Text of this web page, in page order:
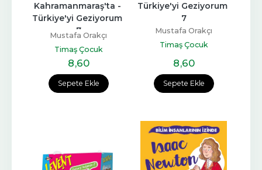
Sepete Ekle
Kahramanmaraş'ta -
Türkiye'yi Geziyorum
7
Mustafa Orakçı
Timaş Çocuk
8,60
Sepete Ekle
Türkiye'yi Geziyorum
7
Mustafa Orakçı
Timaş Çocuk
8,60